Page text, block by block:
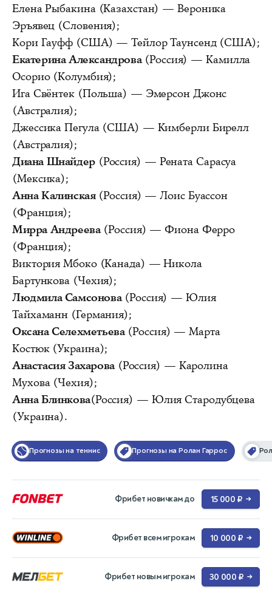
Елена Рыбакина (Казахстан) — Вероника
Эръявец (Словения);
Кори Гауфф (США) — Тейлор Таунсенд (США);
Екатерина Александрова(Россия) — Камилла
Осорио (Колумбия);
Ига Свёнтек (Польша) — Эмерсон Джонс
(Австралия);
Джессика Пегула (США) — Кимберли Бирелл
(Австралия);
Диана Шнайдер(Россия) — Рената Сарасуа
(Мексика);
Анна Калинская(Россия) — Лоис Буассон
(Франция);
Мирра Андреева(Россия) — Фиона Ферро
(Франция);
Виктория Мбоко (Канада) — Никола
Бартункова (Чехия);
Людмила Самсонова(Россия) — Юлия
Тайхаманн (Германия);
Оксана Селехметьева(Россия) — Марта
Костюк (Украина);
Анастасия Захарова(Россия) — Каролина
Мухова (Чехия);
Анна Блинкова(Россия) — Юлия Стародубцева
(Украина).
Прогнозы на теннис Прогнозы на Ролан Гаррос
Фрибет новичкам до 15 000 ₽ →
Фрибет всем игрокам 10 000 ₽ →
Фрибет новым игрокам 30 000 ₽ →